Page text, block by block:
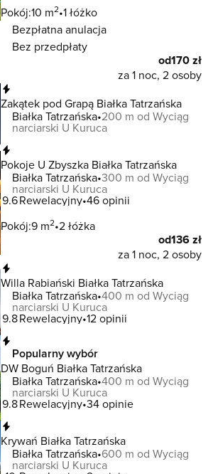
Pokój:10 m2 1 łóżko
Bezpłatna anulacja
Bez przedpłaty
od170 zł
za 1 noc, 2 osoby
Zakątek pod Grapą Białka Tatrzańska
Białka Tatrzańska 200 m od Wyciąg
narciarski U Kuruca
Pokoje U Zbyszka Białka Tatrzańska
Białka Tatrzańska 300 m od Wyciąg
narciarski U Kuruca
9.6Rewelacyjny 46 opinii
Pokój:9 m2 2 łóżka
od136 zł
za 1 noc, 2 osoby
Willa Rabiański Białka Tatrzańska
Białka Tatrzańska 400 m od Wyciąg
narciarski U Kuruca
9.8Rewelacyjny 12 opinii
Popularny wybór
DW Boguń Białka Tatrzańska
Białka Tatrzańska 400 m od Wyciąg
narciarski U Kuruca
9.8Rewelacyjny 34 opinie
Krywań Białka Tatrzańska
Białka Tatrzańska 600 m od Wyciąg
narciarski U Kuruca